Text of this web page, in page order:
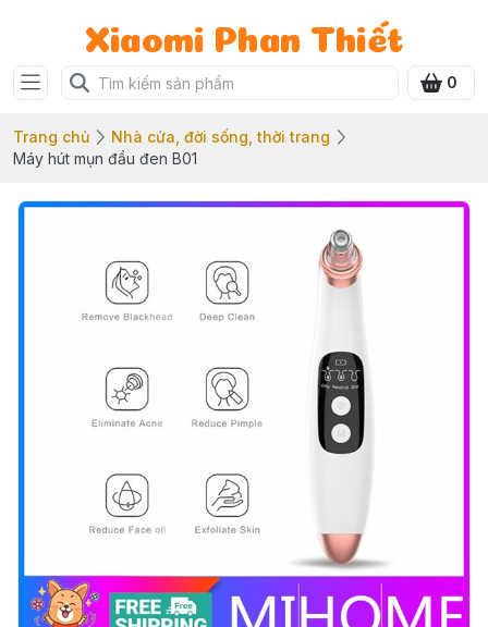
Xiaomi Phan Thiết
0
Trang chủ
Nhà cửa, đời sống, thời trang
Máy hút mụn đầu đen B01